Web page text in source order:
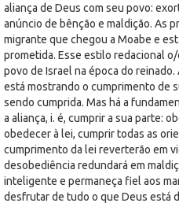
aliança de Deus com seu povo:
anúncio de bênção e maldição. As
migrante que chegou a Moabe e
prometida. Esse estilo redacional
povo de Israel na época do
está mostrando o cumprimento de
sendo cumprida. Mas há a
a aliança, i. é, cumprir a sua parte:
obedecer à lei, cumprir todas as
cumprimento da lei reverterão em
desobediência redundará em
inteligente e permaneça fiel aos
desfrutar de tudo o que Deus está